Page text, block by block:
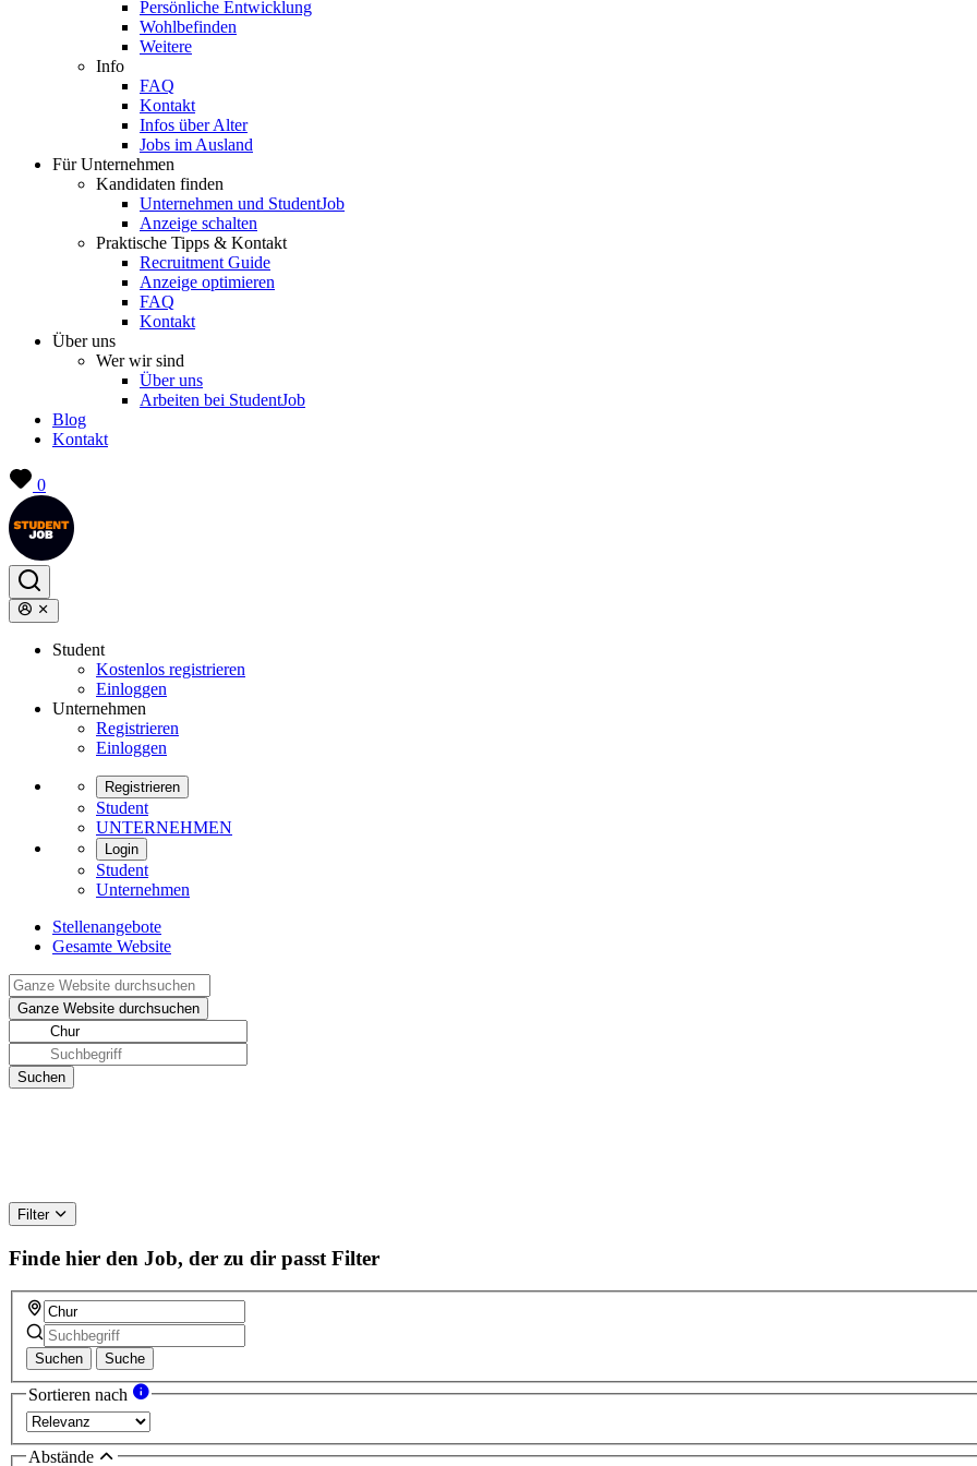
Persönliche Entwicklung
Wohlbefinden
Weitere
Info
FAQ
Kontakt
Infos über Alter
Jobs im Ausland
Für Unternehmen
Kandidaten finden
Unternehmen und StudentJob
Anzeige schalten
Praktische Tipps & Kontakt
Recruitment Guide
Anzeige optimieren
FAQ
Kontakt
Über uns
Wer wir sind
Über uns
Arbeiten bei StudentJob
Blog
Kontakt
0
Student
Kostenlos registrieren
Einloggen
Unternehmen
Registrieren
Einloggen
Registrieren
Student
UNTERNEHMEN
Login
Student
Unternehmen
Stellenangebote
Gesamte Website
Filter
Finde hier den Job, der zu dir passt Filter
Suchen Suche
Sortieren nach
Abstände